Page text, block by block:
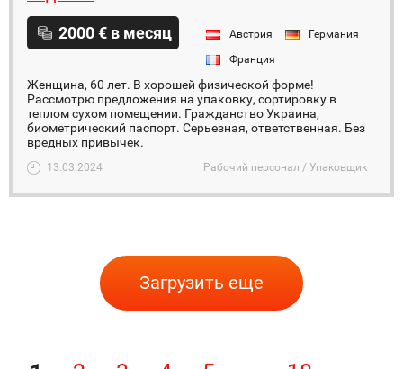
2000 € в месяц Австрия
Германия
Франция
Женщина, 60 лет. В хорошей физической форме!
Рассмотрю предложения на упаковку, сортировку в
теплом сухом помещении. Гражданство Украина,
биометрический паспорт. Серьезная, ответственная. Без
вредных привычек.
13.03.2024 Рабочий персонал / Упаковщик
Загрузить еще